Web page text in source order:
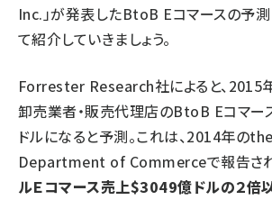
Inc.」が発表したBtoB Eコマースの予
て紹介していきましょう。
Forrester Research社によると、2015
卸売業者・販売代理店のBtoB Eコマ
ドルになると予測。これは、2014年の
Department of Commerceで報告さ
ルＥコマース売上$3049億ドルの２倍